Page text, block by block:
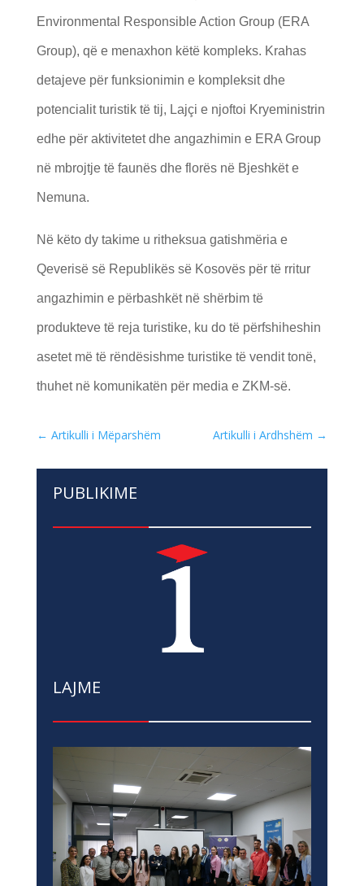
Environmental Responsible Action Group (ERA
Group), që e menaxhon këtë kompleks. Krahas
detajeve për funksionimin e kompleksit dhe
potencialit turistik të tij, Lajçi e njoftoi Kryeministrin
edhe për aktivitetet dhe angazhimin e ERA Group
në mbrojtje të faunës dhe florës në Bjeshkët e
Nemuna.
Në këto dy takime u ritheksua gatishmëria e
Qeverisë së Republikës së Kosovës për të rritur
angazhimin e përbashkët në shërbim të
produkteve të reja turistike, ku do të përfshiheshin
asetet më të rëndësishme turistike të vendit tonë,
thuhet në komunikatën për media e ZKM-së.
← Artikulli i Mëparshëm Artikulli i Ardhshëm →
PUBLIKIME
LAJME